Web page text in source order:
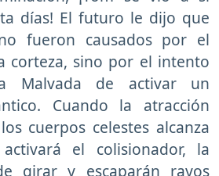
días! El futuro le dijo que
fueron causados por el
corteza, sino por el intento
Malvada de activar un
Cuando la atracción
cuerpos celestes alcanza
el colisionador, la
girar y escaparán rayos